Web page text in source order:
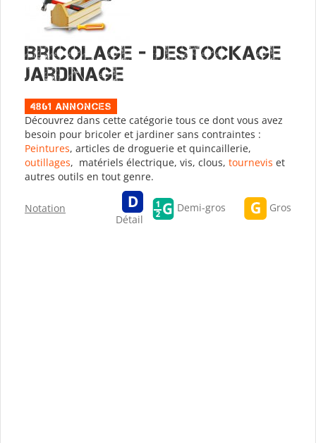
Bricolage - Destockage
Jardinage
4861 Annonces
Découvrez dans cette catégorie tous ce dont vous avez
besoin pour bricoler et jardiner sans contraintes :
Peintures, articles de droguerie et quincaillerie,
outillages, matériels électrique, vis, clous, tournevis et
autres outils en tout genre.
Notation
Détail
Demi-gros Gros